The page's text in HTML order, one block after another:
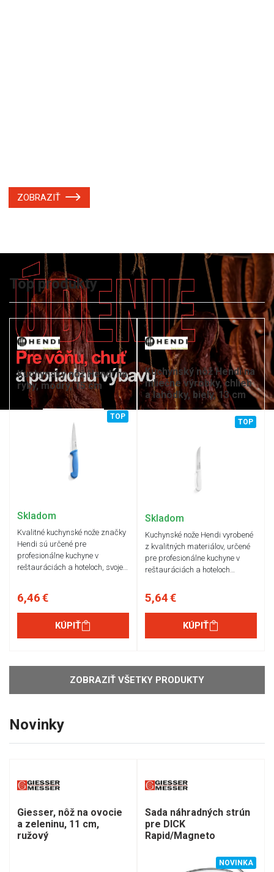
ZOBRAZIŤ
Top produkty
Kuchynský nôž Hendi na
ryby, modrý, 15 cm
TOP
Skladom
Kvalitné kuchynské nože značky
Hendi sú určené pre
profesionálne kuchyne v
reštauráciách a hoteloch, svoje…
6,46 €
KÚPIŤ
Kuchynský nôž Hendi na
mliečne výrobky, chlieb
a lahôdky, biely, 13 cm
TOP
Skladom
Kuchynské nože Hendi vyrobené
z kvalitných materiálov, určené
pre profesionálne kuchyne v
reštauráciách a hoteloch…
5,64 €
KÚPIŤ
ZOBRAZIŤ VŠETKY PRODUKTY
Novinky
Giesser, nôž na ovocie
a zeleninu, 11 cm,
ružový
Sada náhradných strún
pre DICK
Rapid/Magneto
NOVINKA